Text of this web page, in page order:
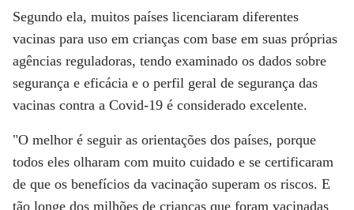
Segundo ela, muitos países licenciaram diferentes
vacinas para uso em crianças com base em suas próprias
agências reguladoras, tendo examinado os dados sobre
segurança e eficácia e o perfil geral de segurança das
vacinas contra a Covid-19 é considerado excelente.
"O melhor é seguir as orientações dos países, porque
todos eles olharam com muito cuidado e se certificaram
de que os benefícios da vacinação superam os riscos. E
tão longe dos milhões de crianças que foram vacinadas